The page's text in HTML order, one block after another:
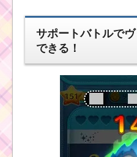
サポートバトルで
できる！